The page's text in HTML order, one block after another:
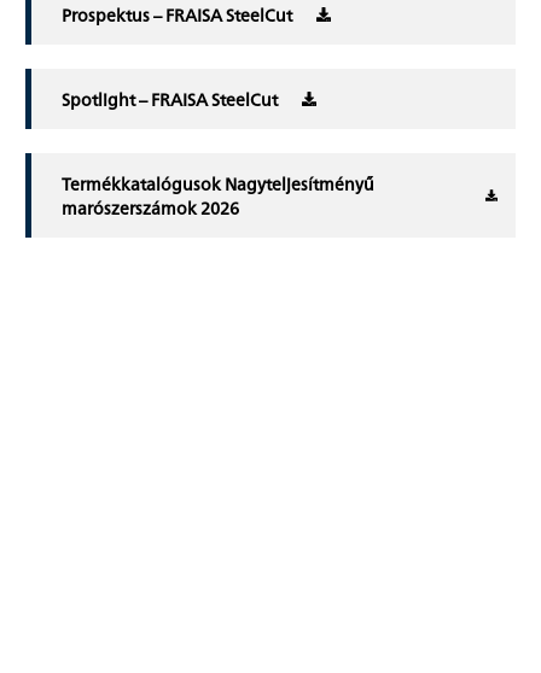
Prospektus – FRAISA SteelCut
Spotlight – FRAISA SteelCut
Termékkatalógusok Nagyteljesítményű
marószerszámok 2026